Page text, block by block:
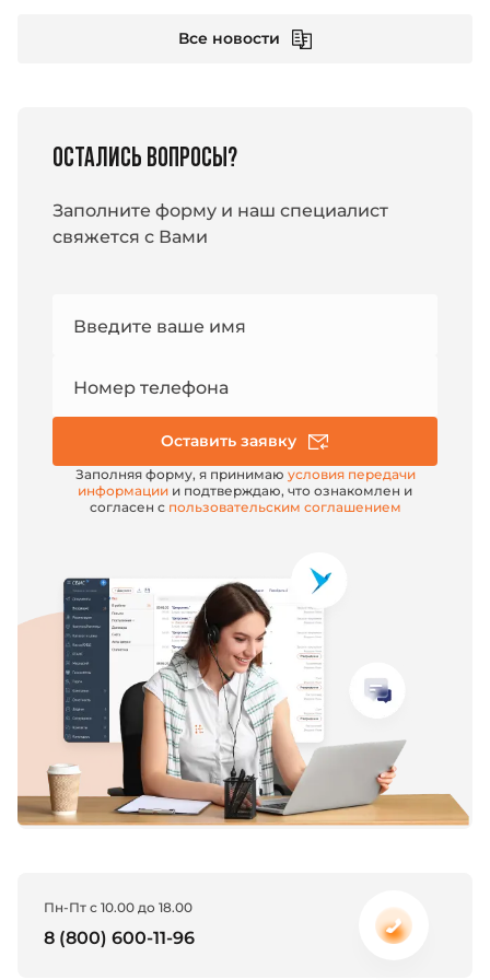
Все новости
ОСТАЛИСЬ ВОПРОСЫ?
Заполните форму и наш специалист
свяжется с Вами
Введите ваше имя
Номер телефона
Номер
e-mail
Оставить заявку
Заполняя форму, я принимаю условия передачи
информации и подтверждаю, что ознакомлен и
согласен с пользовательским соглашением
Пн-Пт с 10.00 до 18.00
8 (800) 600-11-96